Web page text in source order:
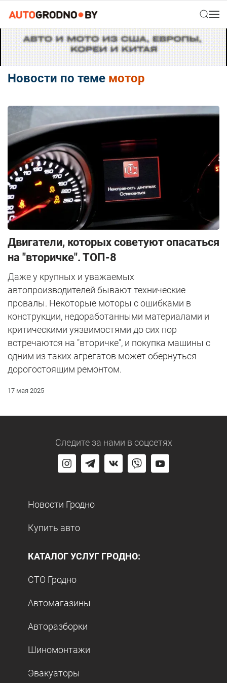
Новости по теме мотор
Двигатели, которых советуют опасаться
на "вторичке". ТОП-8
Даже у крупных и уважаемых
автопроизводителей бывают технические
провалы. Некоторые моторы с ошибками в
конструкции, недоработанными материалами и
критическими уязвимостями до сих пор
встречаются на "вторичке", и покупка машины с
одним из таких агрегатов может обернуться
дорогостоящим ремонтом.
17 мая 2025
Следите за нами в соцсетях
Новости Гродно
Купить авто
КАТАЛОГ УСЛУГ ГРОДНО:
СТО Гродно
Автомагазины
Авторазборки
Шиномонтажи
Эвакуаторы